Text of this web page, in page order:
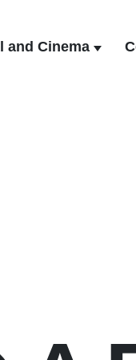
and Cinema